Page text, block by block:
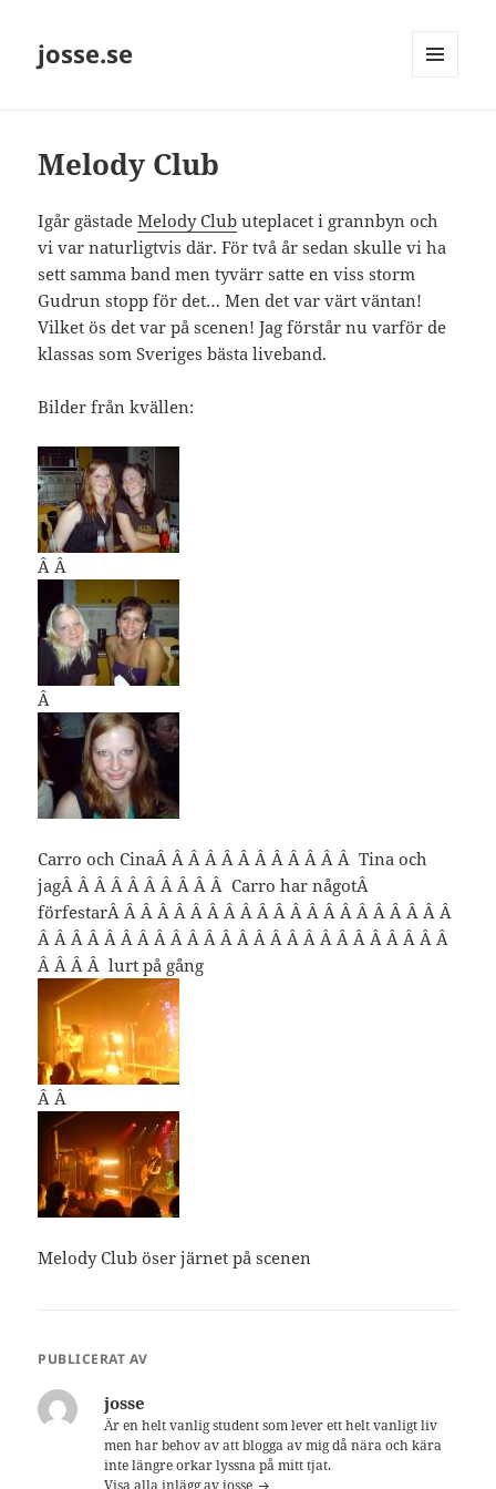
josse.se
Melody Club
Igår gästadeMelody Club uteplacet i grannbyn och
vi var naturligtvis där. För två år sedan skulle vi ha
sett samma band men tyvärr satte en viss storm
Gudrun stopp för det… Men det var värt väntan!
Vilket ös det var på scenen! Jag förstår nu varför de
klassas som Sveriges bästa liveband.
Bilder från kvällen:
Â Â
Â
Carro och CinaÂ Â Â Â Â Â Â Â Â Â Â Â Tina och
jagÂ Â Â Â Â Â Â Â Â Â Carro har någotÂ
förfestarÂ Â Â Â Â Â Â Â Â Â Â Â Â Â Â Â Â Â Â Â Â
Â Â Â Â Â Â Â Â Â Â Â Â Â Â Â Â Â Â Â Â Â Â Â Â Â
Â Â Â Â lurt på gång
Â Â
Melody Club öser järnet på scenen
PUBLICERAT AV
josse
Är en helt vanlig student som lever ett helt vanligt liv
men har behov av att blogga av mig då nära och kära
inte längre orkar lyssna på mitt tjat.